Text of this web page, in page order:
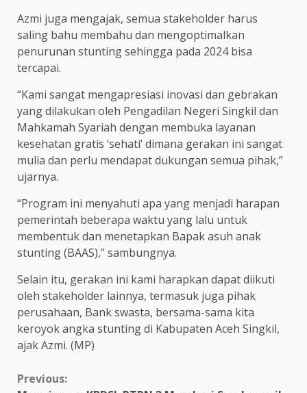
Azmi juga mengajak, semua stakeholder harus
saling bahu membahu dan mengoptimalkan
penurunan stunting sehingga pada 2024 bisa
tercapai.
“Kami sangat mengapresiasi inovasi dan gebrakan
yang dilakukan oleh Pengadilan Negeri Singkil dan
Mahkamah Syariah dengan membuka layanan
kesehatan gratis ‘sehati’ dimana gerakan ini sangat
mulia dan perlu mendapat dukungan semua pihak,”
ujarnya.
“Program ini menyahuti apa yang menjadi harapan
pemerintah beberapa waktu yang lalu untuk
membentuk dan menetapkan Bapak asuh anak
stunting (BAAS),” sambungnya.
Selain itu, gerakan ini kami harapkan dapat diikuti
oleh stakeholder lainnya, termasuk juga pihak
perusahaan, Bank swasta, bersama-sama kita
keroyok angka stunting di Kabupaten Aceh Singkil,
ajak Azmi. (MP)
Continue
Previous: